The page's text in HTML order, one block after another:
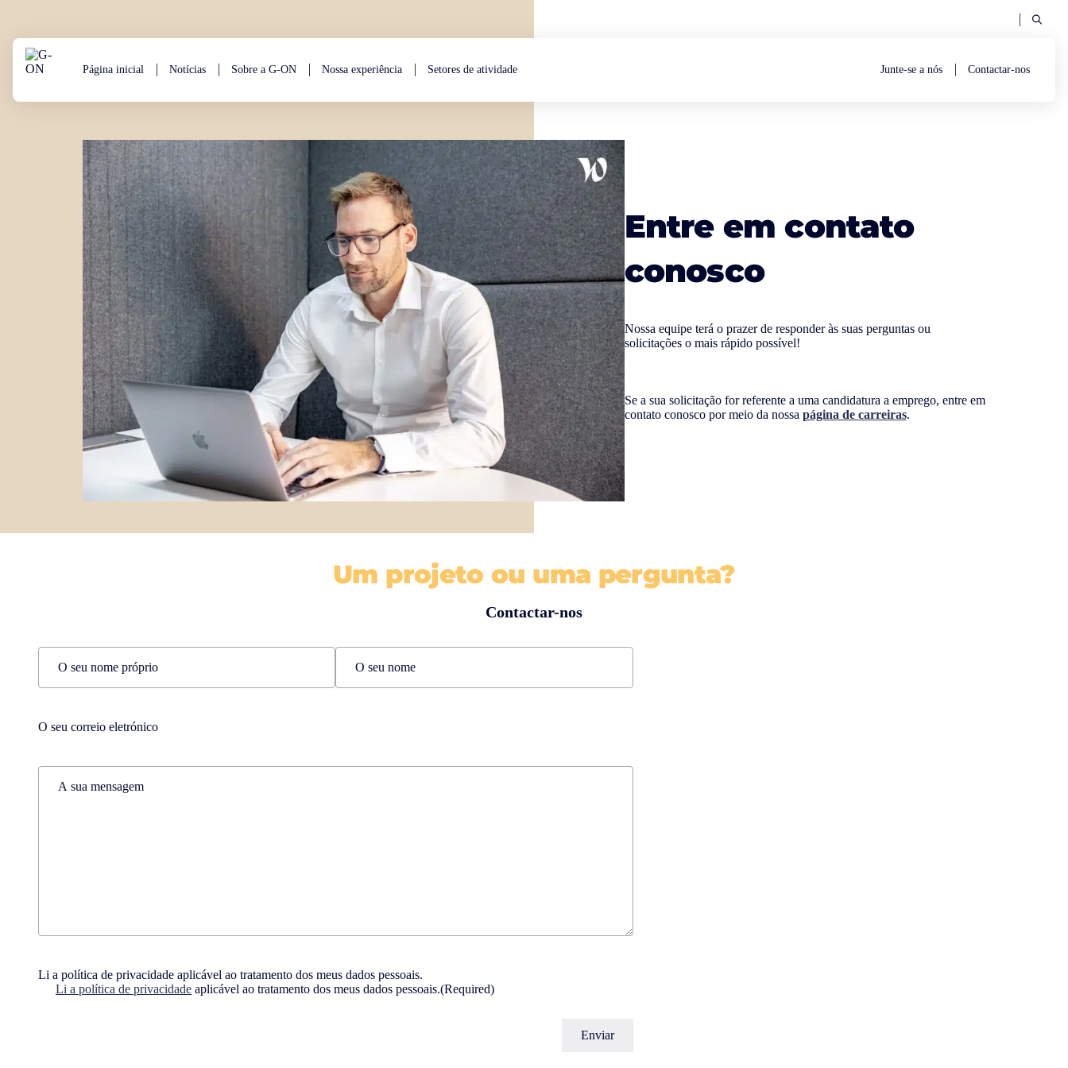
Página inicial Notícias Sobre a G-ON Nossa experiência Setores de atividade Junte-se a nós Contactar-nos
Entre em contato
conosco
Nossa equipe terá o prazer de responder às suas perguntas ou
solicitações o mais rápido possível!
Se a sua solicitação for referente a uma candidatura a emprego, entre em
contato conosco por meio da nossa página de carreiras.
Um projeto ou uma pergunta?
Contactar-nos
Name
Email (Required)
Comments
Consent(Required)
Li a política de privacidade aplicável ao tratamento dos meus dados pessoais.
Li a política de privacidade aplicável ao tratamento dos meus dados pessoais.(Required)